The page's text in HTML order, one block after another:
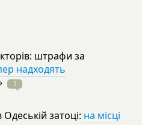
штрафи за
надходять
1
затоці: на місці